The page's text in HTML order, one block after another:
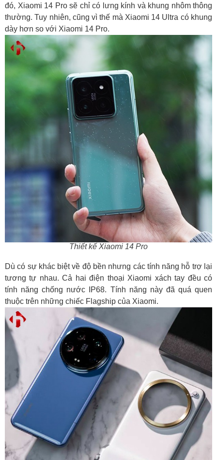
đó, Xiaomi 14 Pro sẽ chỉ có lưng kính và khung nhôm thông
thường. Tuy nhiên, cũng vì thế mà Xiaomi 14 Ultra có khung
dày hơn so với Xiaomi 14 Pro.
Thiết kế Xiaomi 14 Pro
Dù có sự khác biệt về độ bền nhưng các tính năng hỗ trợ lại
tương tự nhau. Cả hai điện thoại Xiaomi xách tay đều có
tính năng chống nước IP68. Tính năng này đã quá quen
thuộc trên những chiếc Flagship của Xiaomi.